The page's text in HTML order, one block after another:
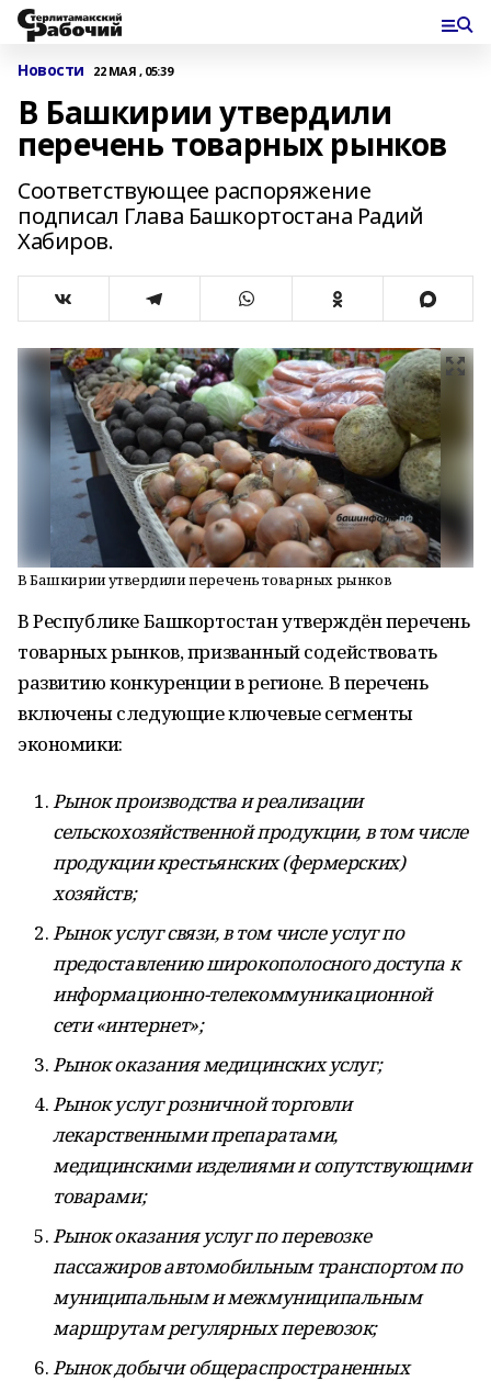
Новости 22 МАЯ , 05:39
В Башкирии утвердили
перечень товарных рынков
Соответствующее распоряжение
подписал Глава Башкортостана Радий
Хабиров.
В Башкирии утвердили перечень товарных рынков
В Республике Башкортостан утверждён перечень
товарных рынков, призванный содействовать
развитию конкуренции в регионе. В перечень
включены следующие ключевые сегменты
экономики:
Рынок производства и реализации
сельскохозяйственной продукции, в том числе
продукции крестьянских (фермерских)
хозяйств;
Рынок услуг связи, в том числе услуг по
предоставлению широкополосного доступа к
информационно-телекоммуникационной
сети «интернет»;
Рынок оказания медицинских услуг;
Рынок услуг розничной торговли
лекарственными препаратами,
медицинскими изделиями и сопутствующими
товарами;
Рынок оказания услуг по перевозке
пассажиров автомобильным транспортом по
муниципальным и межмуниципальным
маршрутам регулярных перевозок;
Рынок добычи общераспространенных